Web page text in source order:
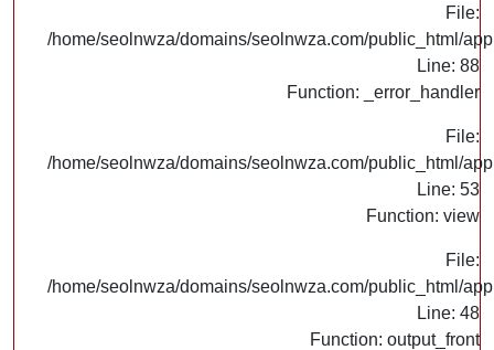
File:
/home/seolnwza/domains/seolnwza.com/public_html/
Line: 88
Function: _error_handler
File:
/home/seolnwza/domains/seolnwza.com/public_html/
Line: 53
Function: view
File:
/home/seolnwza/domains/seolnwza.com/public_html/
Line: 48
Function: output_front